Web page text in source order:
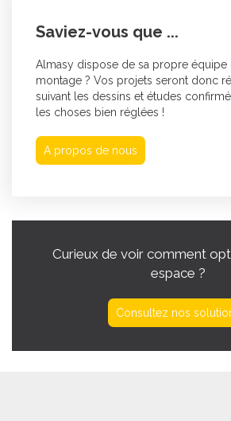
Saviez-vous que ...
Almasy dispose de sa propre équipe
montage ? Vos projets seront donc
suivant les dessins et études
les choses bien réglées !
A propos de nous
Curieux de voir comment
espace ?
Consultez nos